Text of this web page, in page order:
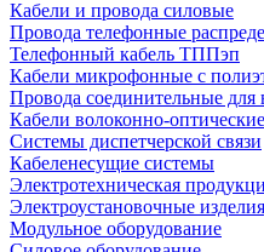
Кабели и провода силовые
Провода телефонные
Телефонный кабель ТППэп
Кабели микрофонные с
Провода соединительные для
Кабели волоконно-оптические
Системы диспетчерской связи
Кабеленесущие системы
Электротехническая
Электроустановочные
Модульное оборудование